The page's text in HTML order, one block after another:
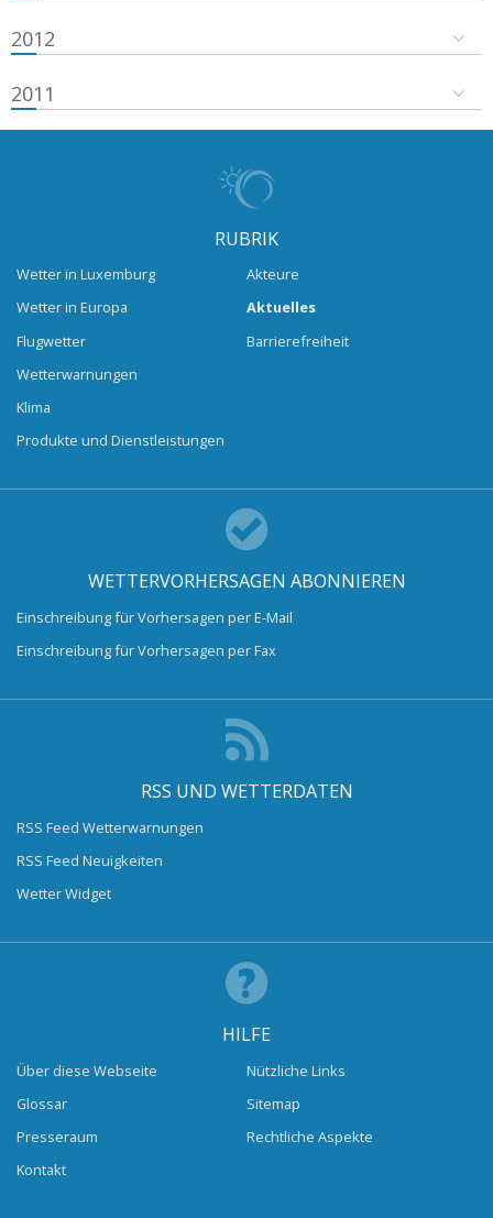
2012
2011
RUBRIK
Wetter in Luxemburg
Wetter in Europa
Flugwetter
Wetterwarnungen
Klima
Produkte und Dienstleistungen
Akteure
Aktuelles
Barrierefreiheit
WETTERVORHERSAGEN ABONNIEREN
Einschreibung für Vorhersagen per E-Mail
Einschreibung für Vorhersagen per Fax
RSS UND WETTERDATEN
RSS Feed Wetterwarnungen
RSS Feed Neuigkeiten
Wetter Widget
HILFE
Über diese Webseite
Glossar
Presseraum
Kontakt
Nützliche Links
Sitemap
Rechtliche Aspekte